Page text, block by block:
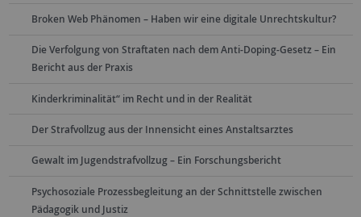
Broken Web Phänomen – Haben wir eine digitale Unrechtskultur?
Die Verfolgung von Straftaten nach dem Anti-Doping-Gesetz – Ein
Bericht aus der Praxis
Kinderkriminalität“ im Recht und in der Realität
Der Strafvollzug aus der Innensicht eines Anstaltsarztes
Gewalt im Jugendstrafvollzug – Ein Forschungsbericht
Psychosoziale Prozessbegleitung an der Schnittstelle zwischen
Pädagogik und Justiz